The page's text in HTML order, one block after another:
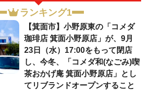
ランキング1
【箕面市】小野原東の「コメダ
珈琲店 箕面小野原店」が、9月
23日（水）17:00をもって閉店
し、今冬、「コメダ和(なごみ)喫
茶おかげ庵 箕面小野原店」とし
てリブランドオープンすること